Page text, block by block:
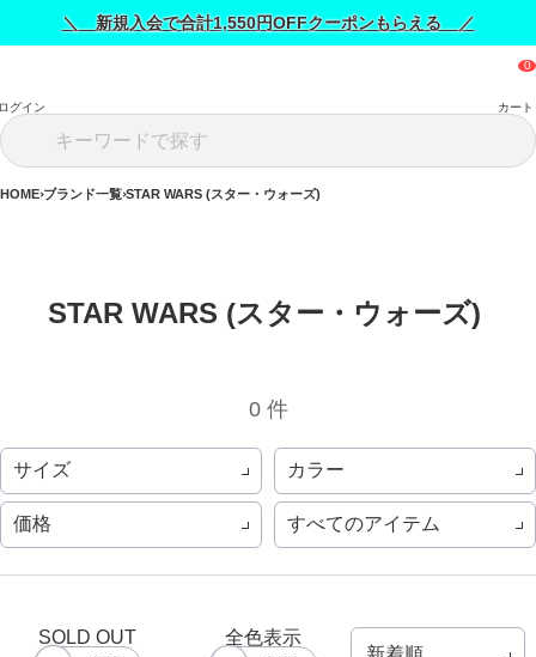
＼ 新規入会で合計1,550円OFFクーポンもらえる ／
グイン カート
HOME ブランド一覧 STAR WARS (スター・ウォーズ)
STAR WARS (スター・ウォーズ)
0 件
サイズ カラー
価格 すべてのアイテム
SOLD OUT 全色表示